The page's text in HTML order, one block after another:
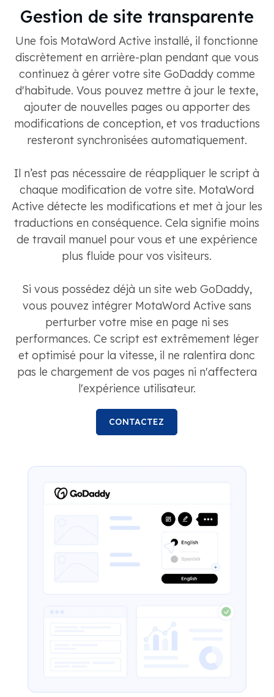
Gestion de site transparente
Une fois MotaWord Active installé, il fonctionne
discrètement en arrière-plan pendant que vous
continuez à gérer votre site GoDaddy comme
d'habitude. Vous pouvez mettre à jour le texte,
ajouter de nouvelles pages ou apporter des
modifications de conception, et vos traductions
resteront synchronisées automatiquement.
Il n’est pas nécessaire de réappliquer le script à
chaque modification de votre site. MotaWord
Active détecte les modifications et met à jour les
traductions en conséquence. Cela signifie moins
de travail manuel pour vous et une expérience
plus fluide pour vos visiteurs.
Si vous possédez déjà un site web GoDaddy,
vous pouvez intégrer MotaWord Active sans
perturber votre mise en page ni ses
performances. Ce script est extrêmement léger
et optimisé pour la vitesse, il ne ralentira donc
pas le chargement de vos pages ni n'affectera
l'expérience utilisateur.
CONTACTEZ